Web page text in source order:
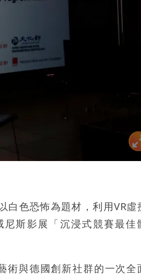
色恐怖為題材，利用VR虛
斯影展「沉浸式競賽最佳
術與德國創新社群的一次全